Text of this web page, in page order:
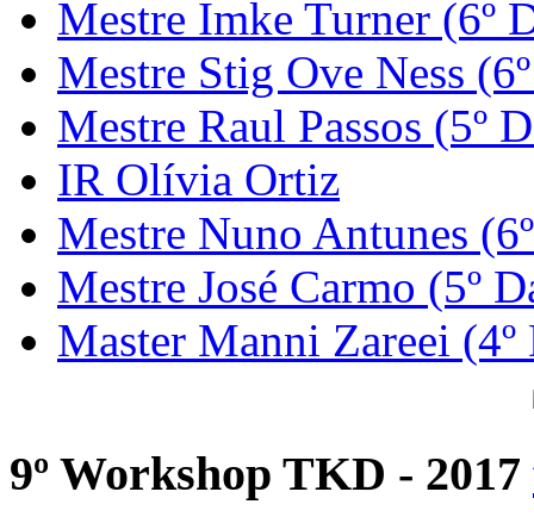
Mestre Imke Turner (6º
Mestre Stig Ove Ness
Mestre Raul Passos (5º
IR Olívia Ortiz
Mestre Nuno Antunes
Mestre José Carmo (5º
Master Manni Zareei (4º
9º Workshop TKD - 2017